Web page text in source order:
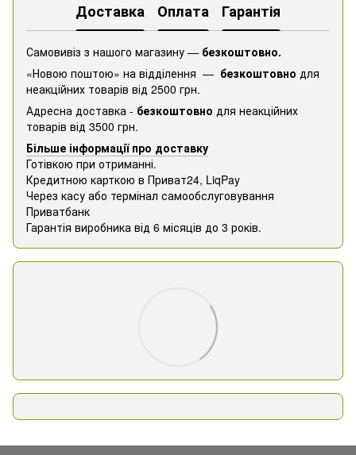
Доставка Оплата Гарантія
Самовивіз з нашого магазину — безкоштовно.
«Новою поштою» на відділення — безкоштовно для
неакційних товарів від 2500 грн.
Адресна доставка - безкоштовно для неакційних
товарів від 3500 грн.
Більше інформації про доставку
Готівкою при отриманні.
Кредитною карткою в Приват24, ​​LiqPay
Через касу або термінал самообслуговування
Приватбанк
Гарантія виробника від 6 місяців до 3 років.